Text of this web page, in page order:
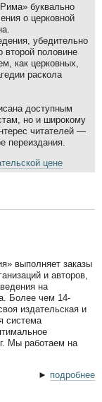
буквально
о церковной
убедительно
второй половине
как церковных,
раскола
доступным
но и широкому
читателей —
переиздания.
цене
выполняет заказы
и авторов,
на
Более чем 14-
издательская и
система
Мы работаем на
► подробнее